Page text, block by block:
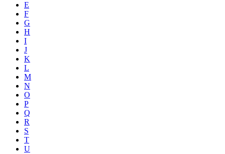
E
F
G
H
I
J
K
L
M
N
O
P
Q
R
S
T
U